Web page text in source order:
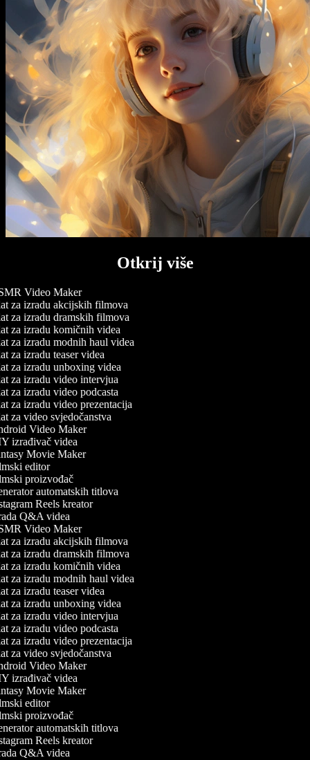
Otkrij više
Video Maker
za izradu akcijskih filmova
za izradu dramskih filmova
za izradu komičnih videa
za izradu modnih haul videa
za izradu teaser videa
za izradu unboxing videa
za izradu video intervjua
za izradu video podcasta
za izradu video prezentacija
za video svjedočanstva
Video Maker
izrađivač videa
Movie Maker
editor
proizvođač
automatskih titlova
Reels kreator
Q&A videa
Video Maker
za izradu akcijskih filmova
za izradu dramskih filmova
za izradu komičnih videa
za izradu modnih haul videa
za izradu teaser videa
za izradu unboxing videa
za izradu video intervjua
za izradu video podcasta
za izradu video prezentacija
za video svjedočanstva
Video Maker
izrađivač videa
Movie Maker
editor
proizvođač
automatskih titlova
Reels kreator
Q&A videa